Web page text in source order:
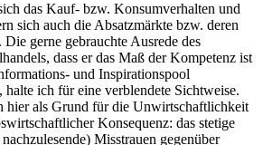
das Kauf- bzw. Konsumverhalten und
sich auch die Absatzmärkte bzw. deren
Die gerne gebrauchte Ausrede des
dass er das Maß der Kompetenz ist
und Inspirationspool
halte ich für eine verblendete Sichtweise.
hier als Grund für die Unwirtschaftlichkeit
Konsequenz: das stetige
Misstrauen gegenüber